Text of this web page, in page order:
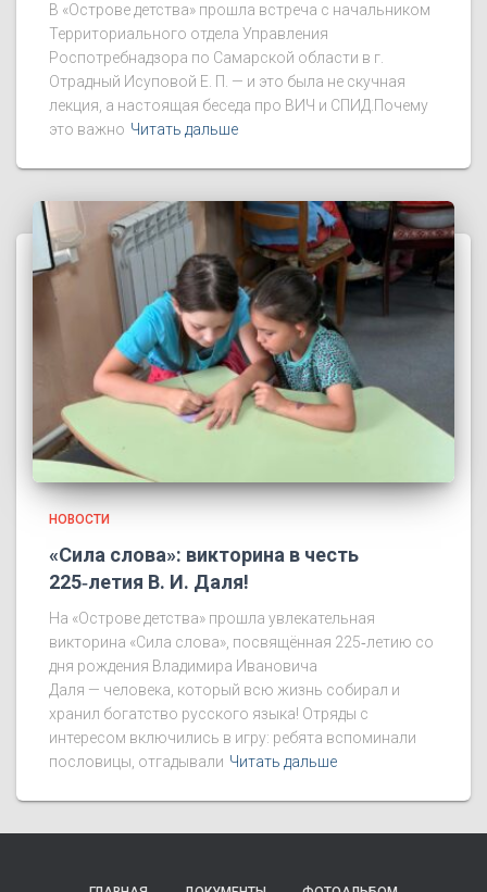
В «Острове детства» прошла встреча с начальником
Территориального отдела Управления
Роспотребнадзора по Самарской области в г.
Отрадный Исуповой Е. П. — и это была не скучная
лекция, а настоящая беседа про ВИЧ и СПИД.Почему
это важно Читать дальше
НОВОСТИ
«Сила слова»: викторина в честь
225‑летия В. И. Даля!
На «Острове детства» прошла увлекательная
викторина «Сила слова», посвящённая 225‑летию со
дня рождения Владимира Ивановича
Даля — человека, который всю жизнь собирал и
хранил богатство русского языка! Отряды с
интересом включились в игру: ребята вспоминали
пословицы, отгадывали Читать дальше